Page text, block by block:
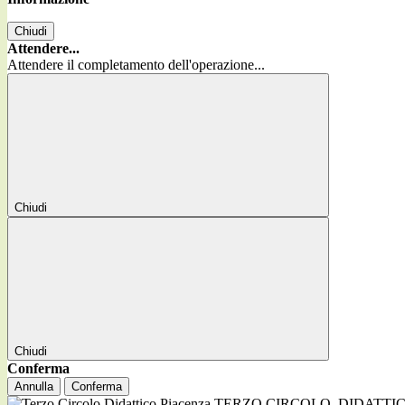
Chiudi
Attendere...
Attendere il completamento dell'operazione...
Chiudi
Chiudi
Conferma
Annulla Conferma